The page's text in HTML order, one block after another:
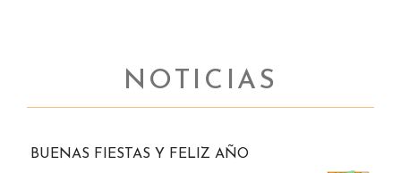
NOTICIAS
BUENAS FIESTAS Y FELIZ AÑO